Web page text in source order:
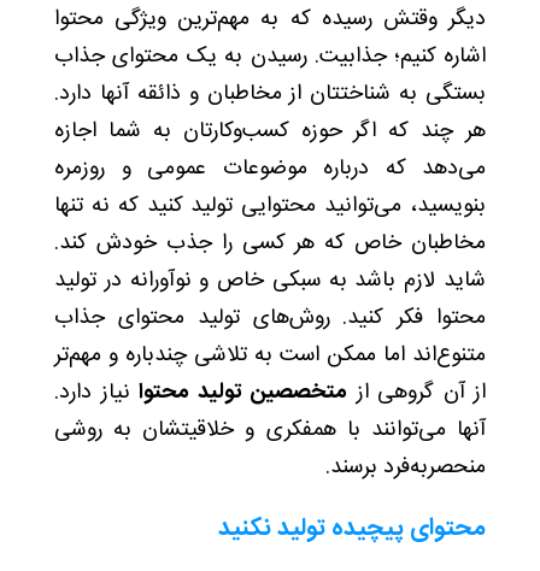
دیگر وقتش رسیده که به مهم‌ترین ویژگی محتوا
اشاره کنیم؛ جذابیت. رسیدن به یک محتوای جذاب
بستگی به شناختتان از مخاطبان و ذائقه آنها دارد.
هر چند که اگر حوزه کسب‌وکارتان به شما اجازه
می‌دهد که درباره موضوعات عمومی و روزمره
بنویسید، می‌توانید محتوایی تولید کنید که نه تنها
مخاطبان خاص که هر کسی را جذب خودش کند.
شاید لازم باشد به سبکی خاص و نوآورانه در تولید
محتوا فکر کنید. روش‌های تولید محتوای جذاب
متنوع‌اند اما ممکن است به تلاشی چندباره و مهم‌تر
از آن گروهی از متخصصین تولید محتوا نیاز دارد.
آنها می‌توانند با همفکری و خلاقیتشان به روشی
منحصربه‌فرد برسند.
محتوای پیچیده تولید نکنید